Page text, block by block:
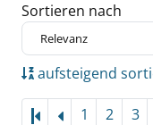
Sortieren nach
aufsteigend
1 2 3